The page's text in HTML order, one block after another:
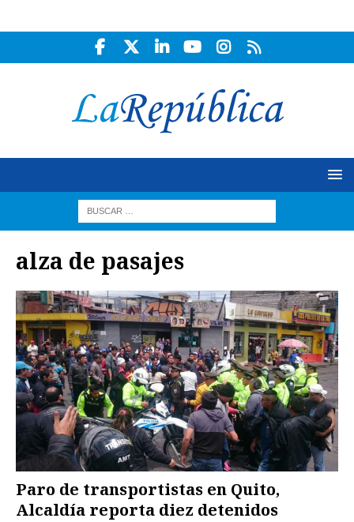
alza de pasajes
Paro de transportistas en Quito,
Alcaldía reporta diez detenidos